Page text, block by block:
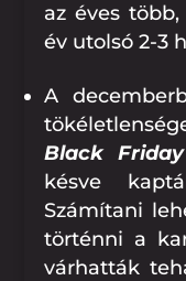
az éves
év utolsó 2-3
A
Black Friday
késve
Számítani
történni a
várhatták